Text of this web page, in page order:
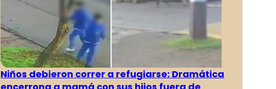
Niños debieron correr a refugiarse: Dramática